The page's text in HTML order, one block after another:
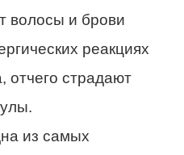
реакциях
отчего страдают
из самых